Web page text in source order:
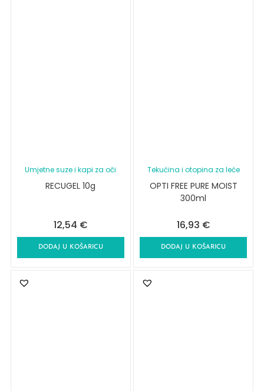
Umjetne suze i kapi za oči
RECUGEL 10g
12,54 €
DODAJ U KOŠARICU
Tekućina i otopina za leće
OPTI FREE PURE MOIST
300ml
16,93 €
DODAJ U KOŠARICU